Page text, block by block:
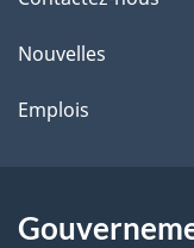
s
d
l
ce
site
Nouvelles
Emplois